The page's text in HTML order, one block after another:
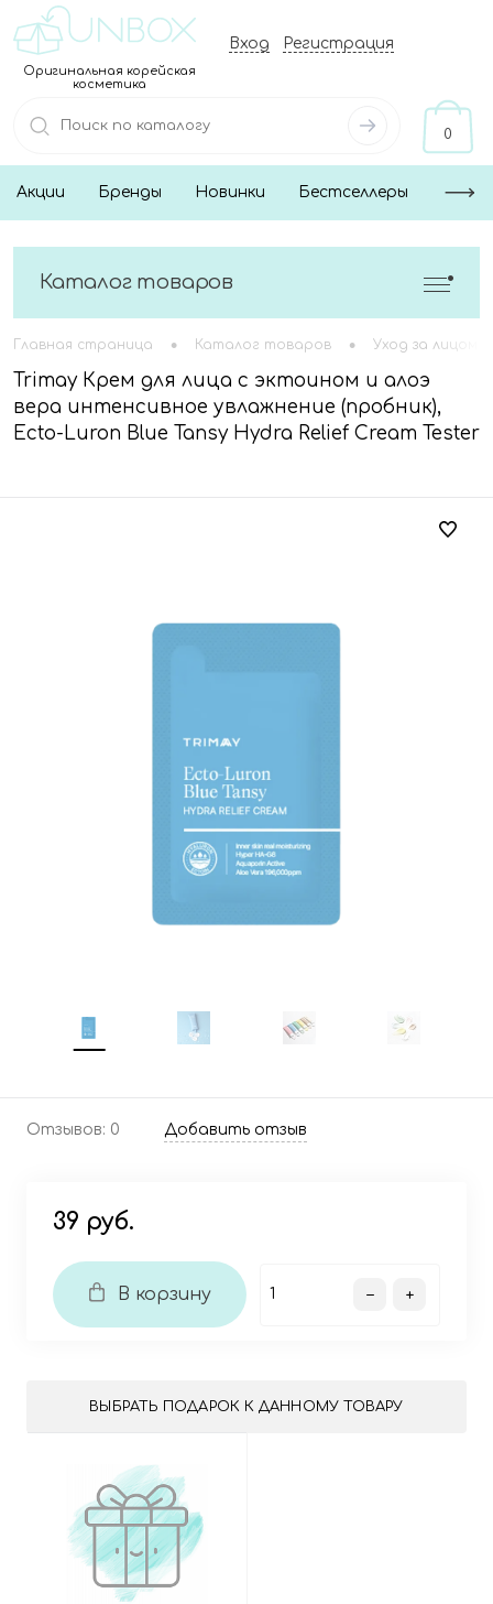
Оригинальная корейская
косметика
Вход Регистрация
0
Акции Бренды Новинки Бестселлеры
Каталог товаров
Главная страница • Каталог товаров • Уход за лицом
Trimay Крем для лица с эктоином и алоэ
вера интенсивное увлажнение (пробник),
Ecto-Luron Blue Tansy Hydra Relief Cream Tester
Отзывов: 0 Добавить отзыв
39 руб.
В корзину
ВЫБРАТЬ ПОДАРОК К ДАННОМУ ТОВАРУ